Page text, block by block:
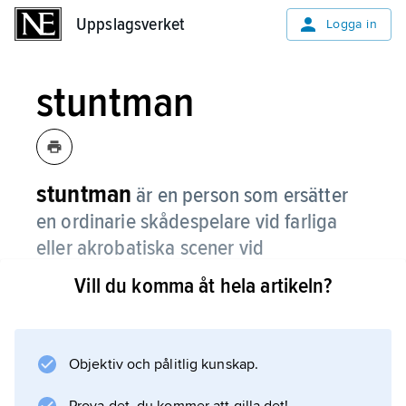
Uppslagsverket Logga in
stuntman
stuntman är en person som ersätter
en ordinarie skådespelare vid farliga
eller akrobatiska scener vid
inspelningen av en film.
bilkörning. På 1920-talet satte flera stjärnor en
Vill du komma åt hela artikeln?
Objektiv och pålitlig kunskap.